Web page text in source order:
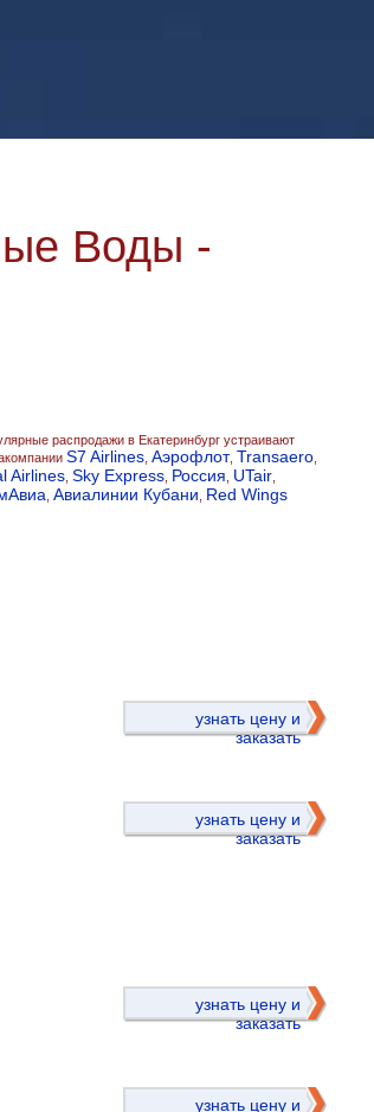
Воды -
распродажи в Екатеринбург устраивают
S7 Airlines Аэрофлот, Transaero
Airlines Sky Express Россия UTair
Авиалинии Кубани Red Wings
узнать цену и
заказать
узнать цену и
заказать
узнать цену и
заказать
узнать цену и